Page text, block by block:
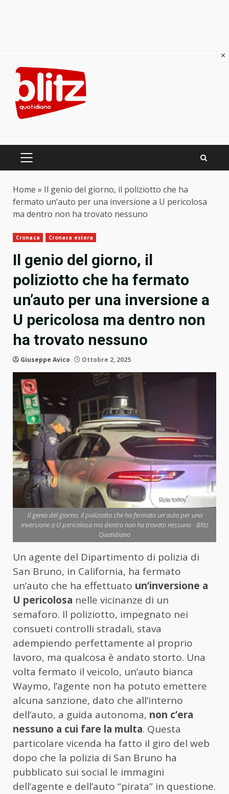
content
PRIMARY
Home » Il genio del giorno, il poliziotto che ha
fermato un’auto per una inversione a U pericolosa
ma dentro non ha trovato nessuno
Cronaca Cronaca estera
Il genio del giorno, il
poliziotto che ha fermato
un’auto per una inversione a
U pericolosa ma dentro non
ha trovato nessuno
Giuseppe Avico Ottobre 2, 2025
Il genio del giorno, il poliziotto che ha fermato un'auto per una
inversione a U pericolosa ma dentro non ha trovato nessuno - Blitz
Quotidiano
Un agente del Dipartimento di polizia di
San Bruno, in California, ha fermato
un’auto che ha effettuato un’inversione a
U pericolosa nelle vicinanze di un
semaforo. Il poliziotto, impegnato nei
consueti controlli stradali, stava
adempiendo perfettamente al proprio
lavoro, ma qualcosa è andato storto. Una
volta fermato il veicolo, un’auto bianca
Waymo, l’agente non ha potuto emettere
alcuna sanzione, dato che all’interno
dell’auto, a guida autonoma, non c’era
nessuno a cui fare la multa. Questa
particolare vicenda ha fatto il giro del web
dopo che la polizia di San Bruno ha
pubblicato sui social le immagini
dell’agente e dell’auto “pirata” in questione.
×